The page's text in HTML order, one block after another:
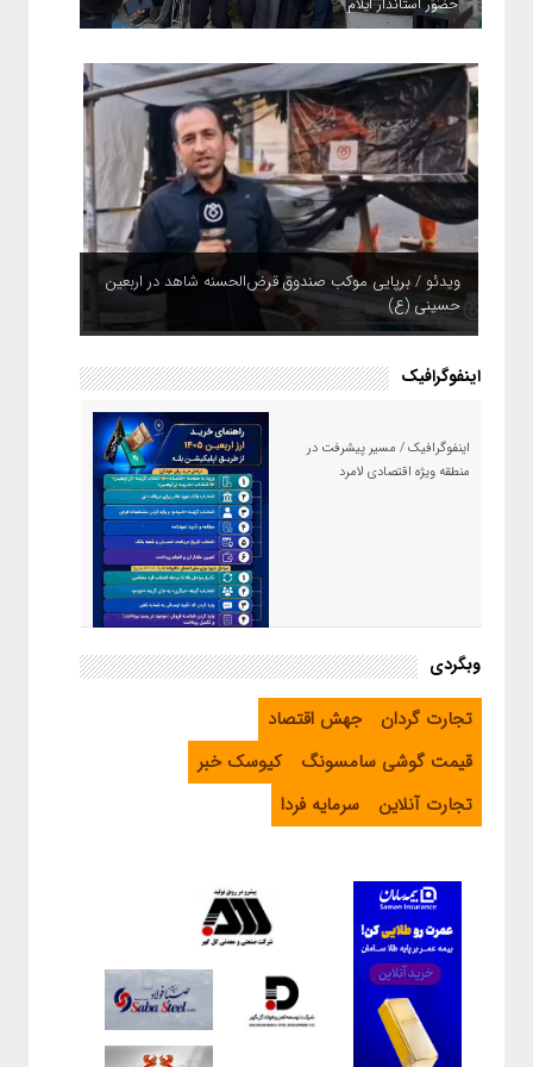
ویدئو / برپایی موکب صندوق قرض‌الحسنه شاهد در اربعین
حسینی (ع)
اینفوگرافیک
اینفوگرافیک / مسیر پیشرفت در
منطقه ویژه اقتصادی لامرد
اینفوگرافیک / راهنمای خرید ارز
اربعین از طریق اپلیکیشن بله
وبگردی
تجارت گردان
جهش اقتصاد
قیمت گوشی سامسونگ
کیوسک خبر
تجارت آنلاین
سرمایه فردا